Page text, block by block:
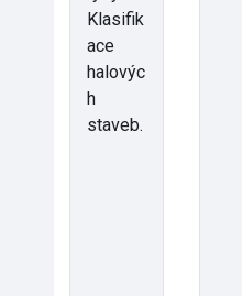
Klasifik
ace
halovýc
h
staveb.